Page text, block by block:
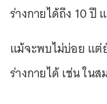
ร่างกายได้ถึง 10 ปี
แม้จะพบไม่บ่อย แต่
ร่างกายได้ เช่น ใน